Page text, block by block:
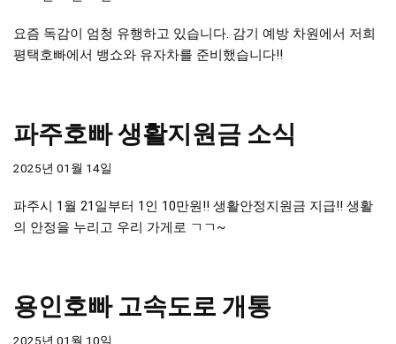
요즘 독감이 엄청 유행하고 있습니다. 감기 예방 차원에서 저희
평택호빠에서 뱅쇼와 유자차를 준비했습니다!!
파주호빠 생활지원금 소식
2025년 01월 14일
파주시 1월 21일부터 1인 10만원!! 생활안정지원금 지급!! 생활
의 안정을 누리고 우리 가게로 ㄱㄱ~
용인호빠 고속도로 개통
2025년 01월 10일